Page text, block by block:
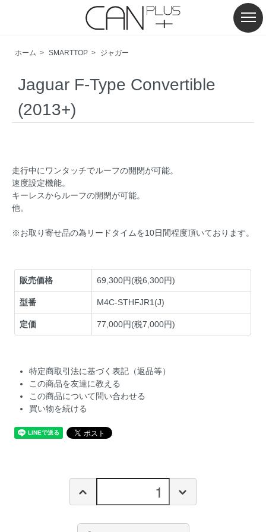
ホーム > SMARTTOP > ジャガー
Jaguar F-Type Convertible
(2013+)
走行中にワンタッチでルーフの開閉が可能。
速度設定機能。
キーレスからルーフの開閉が可能。
他。
※お取り寄せ品の為リードタイムを10日間程度頂いております。
販売価格 69,300円(税6,300円)
型番 M4C-STHFJR1(J)
定価 77,000円(税7,000円)
特定商取引法に基づく表記（返品等）
この商品を友達に教える
この商品について問い合わせる
買い物を続ける